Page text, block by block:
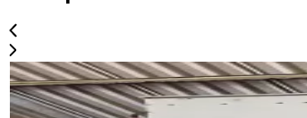
Occasion
BALTIMORE VXC 110 R